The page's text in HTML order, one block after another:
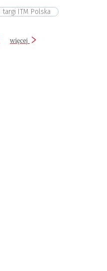
targi ITM Polska
więcej